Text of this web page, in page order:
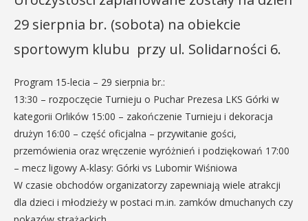
29 sierpnia br. (sobota) na obiekcie
sportowym klubu przy ul. Solidarności 6.
Program 15-lecia – 29 sierpnia br.:
13:30 – rozpoczęcie Turnieju o Puchar Prezesa LKS Górki w
kategorii Orlików 15:00 – zakończenie Turnieju i dekoracja
drużyn 16:00 – część oficjalna – przywitanie gości,
przemówienia oraz wręczenie wyróżnień i podziękowań 17:00
– mecz ligowy A-klasy: Górki vs Lubomir Wiśniowa
W czasie obchodów organizatorzy zapewniają wiele atrakcji
dla dzieci i młodzieży w postaci m.in. zamków dmuchanych czy